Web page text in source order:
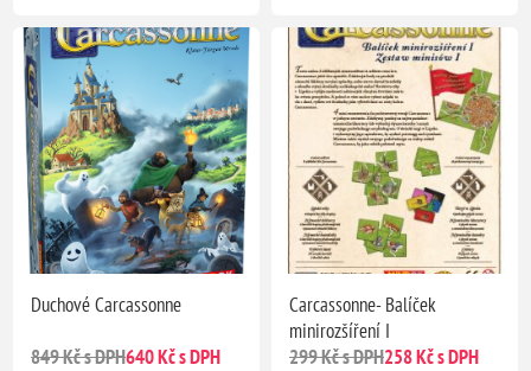
Duchové Carcassonne
849 Kč s DPH640 Kč s DPH
Carcassonne- Balíček
minirozšíření I
299 Kč s DPH258 Kč s DPH